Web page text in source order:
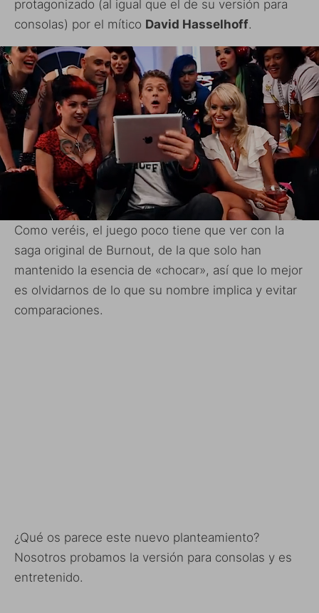
protagonizado (al igual que el de su versión para
consolas) por el mítico David Hasselhoff.
Como veréis, el juego poco tiene que ver con la
saga original de Burnout, de la que solo han
mantenido la esencia de «chocar», así que lo mejor
es olvidarnos de lo que su nombre implica y evitar
comparaciones.
¿Qué os parece este nuevo planteamiento?
Nosotros probamos la versión para consolas y es
entretenido.